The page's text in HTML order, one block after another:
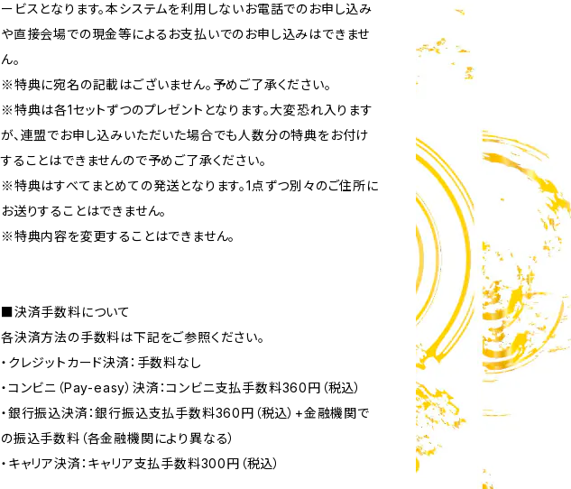
ービスとなります。本システムを利用しないお電話でのお申し込み
や直接会場での現金等によるお支払いでのお申し込みはできませ
ん。
※特典に宛名の記載はございません。予めご了承ください。
※特典は各1セットずつのプレゼントとなります。大変恐れ入ります
が、連盟でお申し込みいただいた場合でも人数分の特典をお付け
することはできませんので予めご了承ください。
※特典はすべてまとめての発送となります。1点ずつ別々のご住所に
お送りすることはできません。
※特典内容を変更することはできません。
■決済手数料について
各決済方法の手数料は下記をご参照ください。
・クレジットカード決済：手数料なし
・コンビニ（Pay-easy）決済：コンビニ支払手数料360円（税込）
・銀行振込決済：銀行振込支払手数料360円（税込）+金融機関で
の振込手数料（各金融機関により異なる）
・キャリア決済：キャリア支払手数料300円（税込）